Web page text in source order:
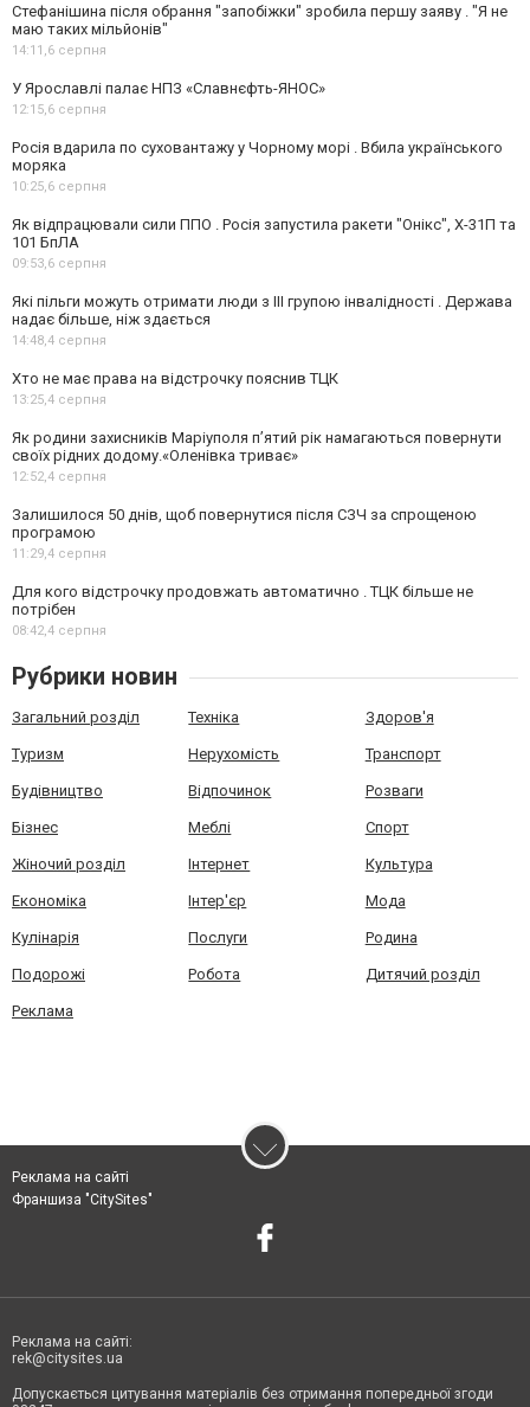
Стефанішина після обрання "запобіжки" зробила першу заяву . "Я не
маю таких мільйонів"
14:11,6 серпня
У Ярославлі палає НПЗ «Славнєфть-ЯНОС»
12:15,6 серпня
Росія вдарила по суховантажу у Чорному морі . Вбила українського
моряка
10:25,6 серпня
Як відпрацювали сили ППО . Росія запустила ракети "Онікс", Х-31П та
101 БпЛА
09:53,6 серпня
Які пільги можуть отримати люди з III групою інвалідності . Держава
надає більше, ніж здається
14:48,4 серпня
Хто не має права на відстрочку пояснив ТЦК
13:25,4 серпня
Як родини захисників Маріуполя пʼятий рік намагаються повернути
своїх рідних додому.«Оленівка триває»
12:52,4 серпня
Залишилося 50 днів, щоб повернутися після СЗЧ за спрощеною
програмою
11:29,4 серпня
Для кого відстрочку продовжать автоматично . ТЦК більше не
потрібен
08:42,4 серпня
Рубрики новин
Загальний розділ Техніка Здоров'я
Туризм Нерухомість Транспорт
Будівництво Відпочинок Розваги
Бізнес Меблі Спорт
Жіночий розділ Інтернет Культура
Економіка Інтер'єр Мода
Кулінарія Послуги Родина
Подорожі Робота Дитячий розділ
Реклама
Реклама на сайті
Франшиза "CitySites"
Реклама на сайті:
rek@citysites.ua
Допускається цитування матеріалів без отримання попередньої згоди